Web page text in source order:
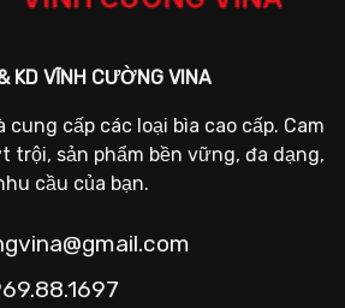
KD VĨNH CƯỜNG VINA
cấp các loại bìa cao cấp. Cam
sản phẩm bền vững, đa dạng,
cầu của bạn.